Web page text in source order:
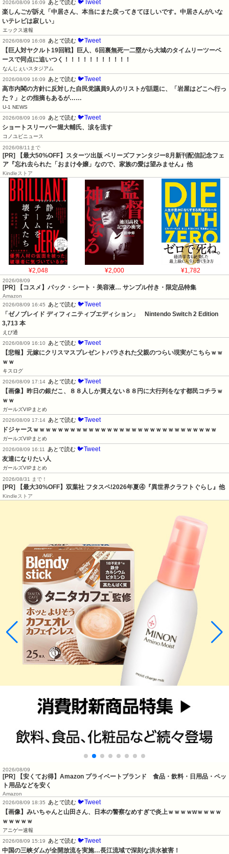
2026/08/09 16:09 あとで読む 🐦Tweet
楽しんごが訴え「中居さん、本当にまた戻ってきてほしいです。中居さんがいな
いテレビは寂しい」
エックス速報
2026/08/09 16:08
あとで読む 🐦Tweet
【巨人対ヤクルト19回戦】巨人、6回裏無死一二塁から大城のタイムリーツーベ
ースで同点に追いつく！！！！！！！！！！！
なんじぇいスタジアム
2026/08/09 16:09
あとで読む 🐦Tweet
高市内閣の方針に反対した自民党議員9人のリストが話題に、「岩屋はどこへ行っ
た？」との指摘もあるが……
U-1 NEWS
2026/08/09 16:09
あとで読む 🐦Tweet
ショートスリーパー堀大輔氏、涙を流す
コノユビニュース
2026/08/11まで
[PR] 【最大50%OFF】スターツ出版 ベリーズファンタジー8月新刊配信記念フェ
ア『忘れ去られた「おまけ令嬢」なので、家族の愛は望みません』他
Kindleストア
¥2,048 ¥2,000 ¥1,782
2026/08/09
[PR] 【コスメ】パック・シート・美容液… サンプル付き・限定品特集
Amazon
2026/08/09 16:45
あとで読む 🐦Tweet
「ゼノブレイド ディフィニティブエディション」　Nintendo Switch 2 Edition
3,713 本
えび通
2026/08/09 16:10
あとで読む 🐦Tweet
【悲報】元嫁にクリスマスプレゼントバラされた父親のつらい現実がこちらｗｗ
ｗｗ
キスログ
2026/08/09 17:14 あとで読む 🐦Tweet
【画像】昨日の銀だこ、８８人しか買えない８８円に大行列をなす都民コチラｗ
ｗｗ
ガールズVIPまとめ
2026/08/09 17:14 あとで読む 🐦Tweet
ドジャースｗｗｗｗｗｗｗｗｗｗｗｗｗｗｗｗｗｗｗｗｗｗｗｗｗｗｗｗｗｗ
ガールズVIPまとめ
2026/08/09 16:11
あとで読む 🐦Tweet
友達になりたい人
ガールズVIPまとめ
2026/08/31 まで！
[PR] 【最大30%OFF】双葉社 フタスペ!2026年夏④『異世界クラフトぐらし』他
Kindleストア
2026/08/09
[PR] 【安くてお得】Amazon プライベートブランド 食品・飲料・日用品・ペッ
ト用品などを安く
Amazon
2026/08/09 18:35
あとで読む 🐦Tweet
【画像】みいちゃんと山田さん、日本の警察なめすぎで炎上ｗｗｗｗwｗｗｗｗ
ｗｗｗｗｗ
アニゲー速報
2026/08/09 15:19
あとで読む 🐦Tweet
中国の三峡ダムが全開放流を実施…長江流域で深刻な洪水被害！